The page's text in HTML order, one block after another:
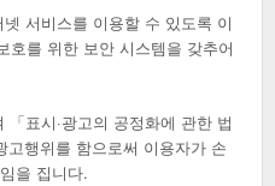
서비스를 이용할 수 있도록 이
호를 위한 보안 시스템을 갖추어
표시·광고의 공정화에 관한 법
고행위를 함으로써 이용자가 손
을 집니다.